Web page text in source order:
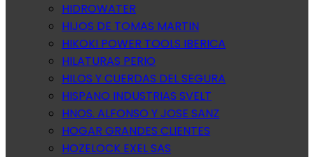
HIDROWATER
HIJOS DE TOMAS MARTIN
HIKOKI POWER TOOLS IBERICA
HILATURAS PERIO
HILOS Y CUERDAS DEL SEGURA
HISPANO INDUSTRIAS SVELT
HNOS. ALFONSO Y JOSE SANZ
HOGAR GRANDES CLIENTES
HOZELOCK EXEL SAS